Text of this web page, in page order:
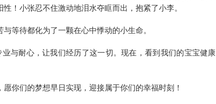
！小张忍不住激动地泪水夺眶而出，抱紧了小李。
等待都化为了一颗在心中悸动的小生命。
与耐心，让我们经历了这一切。现在，看到我们的宝宝健康
你们的梦想早日实现，迎接属于你们的幸福时刻！